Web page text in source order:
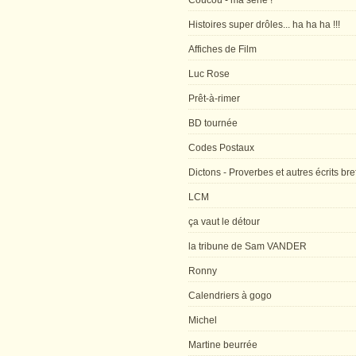
Histoires super drôles... ha ha ha !!!
Affiches de Film
Luc Rose
Prêt-à-rimer
BD tournée
Codes Postaux
Dictons - Proverbes et autres écrits
LCM
ça vaut le détour
la tribune de Sam VANDER
Ronny
Calendriers à gogo
Michel
Martine beurrée